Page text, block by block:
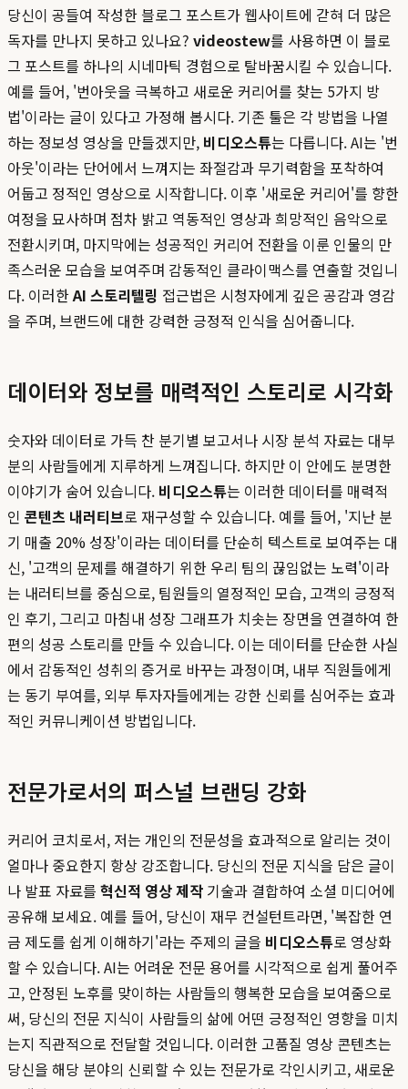
당신이 공들여 작성한 블로그 포스트가 웹사이트에 갇혀 더 많은
독자를 만나지 못하고 있나요? videostew를 사용하면 이 블로
그 포스트를 하나의 시네마틱 경험으로 탈바꿈시킬 수 있습니다.
예를 들어, '번아웃을 극복하고 새로운 커리어를 찾는 5가지 방
법'이라는 글이 있다고 가정해 봅시다. 기존 툴은 각 방법을 나열
하는 정보성 영상을 만들겠지만, 비디오스튜는 다릅니다. AI는 '번
아웃'이라는 단어에서 느껴지는 좌절감과 무기력함을 포착하여
어둡고 정적인 영상으로 시작합니다. 이후 '새로운 커리어'를 향한
여정을 묘사하며 점차 밝고 역동적인 영상과 희망적인 음악으로
전환시키며, 마지막에는 성공적인 커리어 전환을 이룬 인물의 만
족스러운 모습을 보여주며 감동적인 클라이맥스를 연출할 것입니
다. 이러한AI 스토리텔링 접근법은 시청자에게 깊은 공감과 영감
을 주며, 브랜드에 대한 강력한 긍정적 인식을 심어줍니다.
데이터와 정보를 매력적인 스토리로 시각화
숫자와 데이터로 가득 찬 분기별 보고서나 시장 분석 자료는 대부
분의 사람들에게 지루하게 느껴집니다. 하지만 이 안에도 분명한
이야기가 숨어 있습니다. 비디오스튜는 이러한 데이터를 매력적
인 콘텐츠 내러티브로 재구성할 수 있습니다. 예를 들어, '지난 분
기 매출 20% 성장'이라는 데이터를 단순히 텍스트로 보여주는 대
신, '고객의 문제를 해결하기 위한 우리 팀의 끊임없는 노력'이라
는 내러티브를 중심으로, 팀원들의 열정적인 모습, 고객의 긍정적
인 후기, 그리고 마침내 성장 그래프가 치솟는 장면을 연결하여 한
편의 성공 스토리를 만들 수 있습니다. 이는 데이터를 단순한 사실
에서 감동적인 성취의 증거로 바꾸는 과정이며, 내부 직원들에게
는 동기 부여를, 외부 투자자들에게는 강한 신뢰를 심어주는 효과
적인 커뮤니케이션 방법입니다.
전문가로서의 퍼스널 브랜딩 강화
커리어 코치로서, 저는 개인의 전문성을 효과적으로 알리는 것이
얼마나 중요한지 항상 강조합니다. 당신의 전문 지식을 담은 글이
나 발표 자료를 혁신적 영상 제작 기술과 결합하여 소셜 미디어에
공유해 보세요. 예를 들어, 당신이 재무 컨설턴트라면, '복잡한 연
금 제도를 쉽게 이해하기'라는 주제의 글을 비디오스튜로 영상화
할 수 있습니다. AI는 어려운 전문 용어를 시각적으로 쉽게 풀어주
고, 안정된 노후를 맞이하는 사람들의 행복한 모습을 보여줌으로
써, 당신의 전문 지식이 사람들의 삶에 어떤 긍정적인 영향을 미치
는지 직관적으로 전달할 것입니다. 이러한 고품질 영상 콘텐츠는
당신을 해당 분야의 신뢰할 수 있는 전문가로 각인시키고, 새로운